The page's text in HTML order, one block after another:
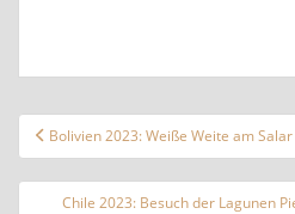
Beitragsnavigation
Bolivien 2023: Weiße Weite am
Chile 2023: Besuch der Lagunen